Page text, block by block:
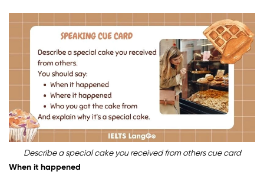
Describe a special cake you received from others cue card
When it happened